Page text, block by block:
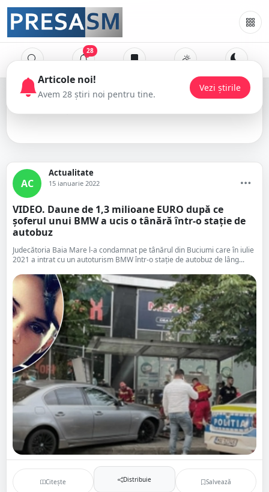
28
daune morale
AC
Actualitate
15 ianuarie 2022
VIDEO. Daune de 1,3 milioane EURO după ce
șoferul unui BMW a ucis o tânără într-o stație de
autobuz
Judecătoria Baia Mare l-a condamnat pe tânărul din Buciumi care în iulie
2021 a intrat cu un autoturism BMW într-o stație de autobuz de lâng...
Citește Distribuie Salvează
Articole noi!
Avem 28 știri noi pentru tine.
Vezi știrile